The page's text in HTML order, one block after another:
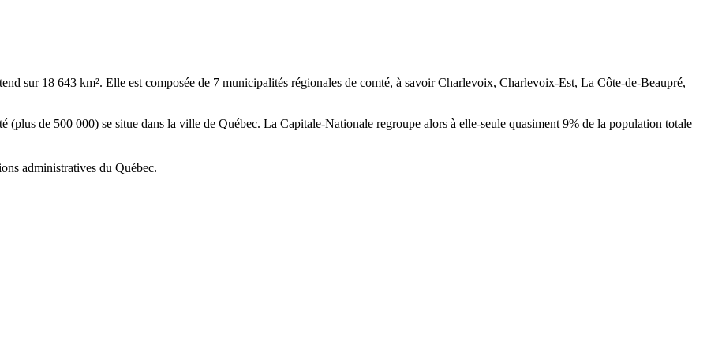
sur 18 643 km². Elle est composée de 7 municipalités régionales de comté, à savoir Charlevoix, Charlevoix-Est, La Côte-de-Beaupré,
(plus de 500 000) se situe dans la ville de Québec. La Capitale-Nationale regroupe alors à elle-seule quasiment 9% de la population totale
administratives du Québec.